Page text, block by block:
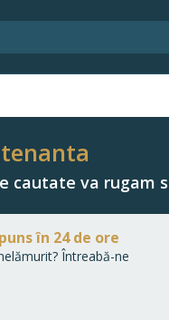
cautate va rugam
în 24 de ore
Întreabă-ne